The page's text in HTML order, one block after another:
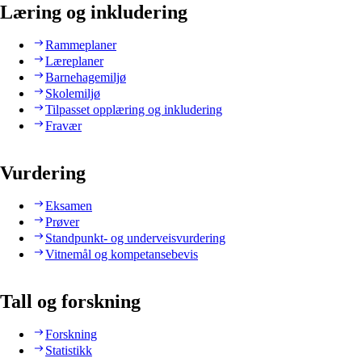
Læring og inkludering
Rammeplaner
Læreplaner
Barnehagemiljø
Skolemiljø
Tilpasset opplæring og inkludering
Fravær
Vurdering
Eksamen
Prøver
Standpunkt- og underveisvurdering
Vitnemål og kompetansebevis
Tall og forskning
Forskning
Statistikk